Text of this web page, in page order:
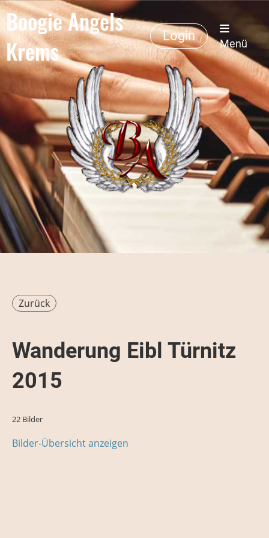
Boogie Angels
Krems
Login
Menü
Zurück
Wanderung Eibl Türnitz
2015
22 Bilder
Bilder-Übersicht anzeigen